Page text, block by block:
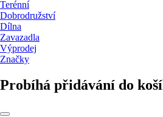
Terénní
Dobrodružství
Dílna
Zavazadla
Výprodej
Značky
Probíhá přidávání do